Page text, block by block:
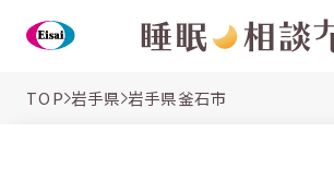
TOP 岩手県 岩手県釜石市